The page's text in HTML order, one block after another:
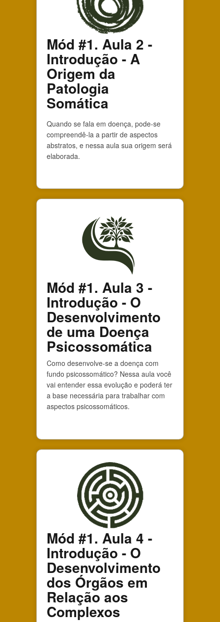
Mód #1. Aula 2 -
Introdução - A
Origem da
Patologia
Somática
Quando se fala em doença, pode-se
compreendê-la a partir de aspectos
abstratos, e nessa aula sua origem será
elaborada.
Mód #1. Aula 3 -
Introdução - O
Desenvolvimento
de uma Doença
Psicossomática
Como desenvolve-se a doença com
fundo psicossomático? Nessa aula você
vai entender essa evolução e poderá ter
a base necessária para trabalhar com
aspectos psicossomáticos.
Mód #1. Aula 4 -
Introdução - O
Desenvolvimento
dos Órgãos em
Relação aos
Complexos